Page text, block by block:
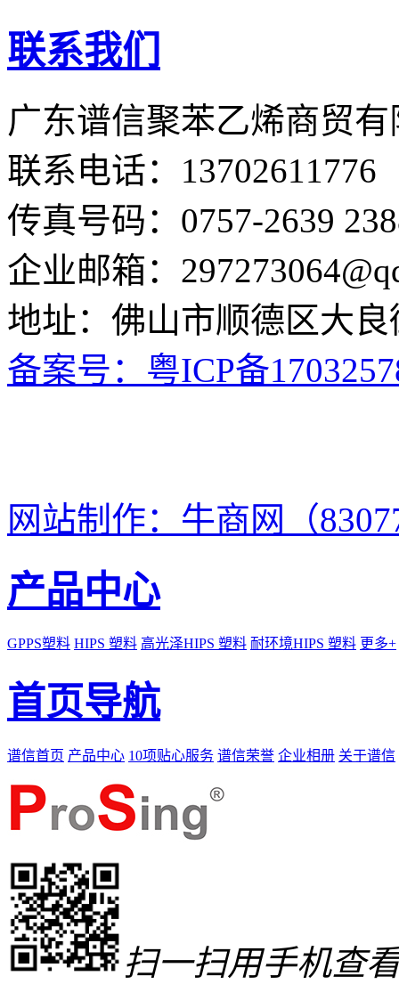
联系我们
广东谱信聚苯乙烯商
联系电话：
传真号码：0757-2639
企业邮箱：
地址：佛山市顺德区大
备案号：粤ICP备
网站制作：牛商网（
产品中心
GPPS塑料 HIPS 塑料 高光泽HIPS 塑料 耐环境HIPS 塑料 更多+
首页导航
谱信首页 产品中心 10项贴心服务 谱信荣誉 企业相册 关于谱信
扫一扫用手机查